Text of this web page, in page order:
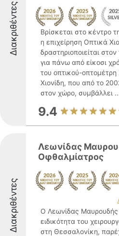
Διακριθέντες
Βρίσκεται στο κέντρο
η επιχείρηση Οπτικά
δραστηριοποιείται
για πάνω από είκοσι
του οπτικού-
Χιονίδη, που από το
στον χώρο, συμβάλλει
9.4
Διακριθέντες
Λεωνίδας
Οφθαλμίατρος
Ο Λεωνίδας Μαυρουδής
ειδικότητα του
στη Θεσσαλονίκη,